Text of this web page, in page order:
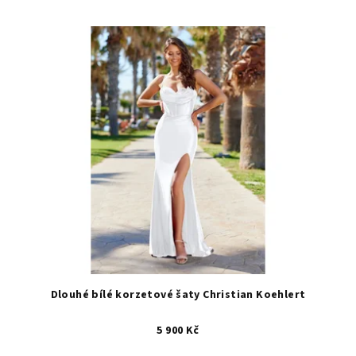
Dlouhé bílé korzetové šaty Christian Koehlert
5 900 Kč